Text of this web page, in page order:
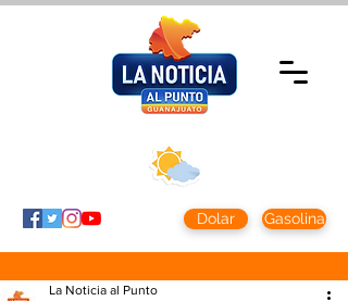
Dolar Gasolina
La Noticia al Punto